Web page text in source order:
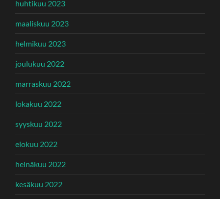
huhtikuu 2023
maaliskuu 2023
helmikuu 2023
joulukuu 2022
marraskuu 2022
lokakuu 2022
syyskuu 2022
elokuu 2022
heinäkuu 2022
kesäkuu 2022